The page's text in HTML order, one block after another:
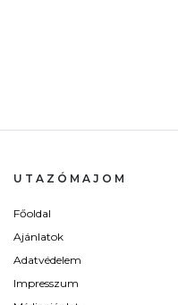
UTAZÓMAJOM
Főoldal
Ajánlatok
Adatvédelem
Impresszum